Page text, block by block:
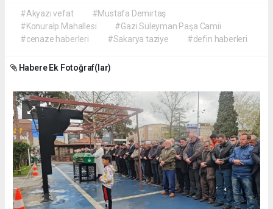
#Akyazı vefat
#Mustafa Demirtaş
#Konuralp Mahallesi
#Gazi Süleyman Paşa Camii
#cenaze haberleri
#Sakarya taziye #defin haberleri
Habere Ek Fotoğraf(lar)